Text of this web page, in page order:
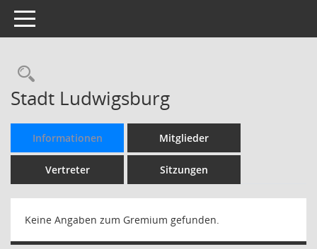
Toggle navigation
Rechercheauswahl
Stadt Ludwigsburg
Informationen Mitglieder
Vertreter Sitzungen
Keine Angaben zum Gremium gefunden.